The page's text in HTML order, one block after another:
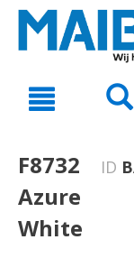
text.skipToNavigation
F8732
Azure
White
ID